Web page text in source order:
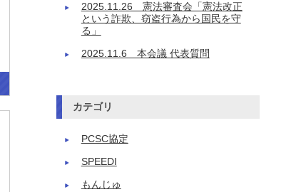
2025.11.26 憲法審査会「憲法改正
という詐欺、窃盗行為から国民を守
る」
2025.11.6 本会議 代表質問
カテゴリ
PCSC協定
SPEEDI
もんじゅ